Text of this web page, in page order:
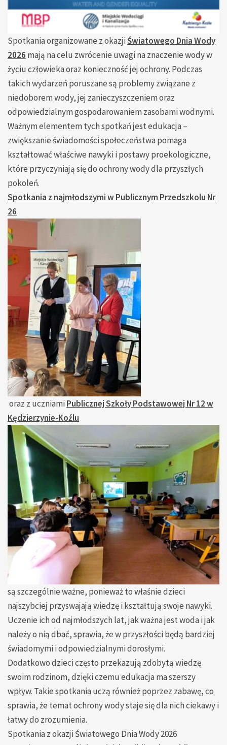
Spotkania organizowane z okazji Światowego Dnia Wody
2026 mają na celu zwrócenie uwagi na znaczenie wody w
życiu człowieka oraz konieczność jej ochrony. Podczas
takich wydarzeń poruszane są problemy związane z
niedoborem wody, jej zanieczyszczeniem oraz
odpowiedzialnym gospodarowaniem zasobami wodnymi.
Ważnym elementem tych spotkań jest edukacja –
zwiększanie świadomości społeczeństwa pomaga
kształtować właściwe nawyki i postawy proekologiczne,
które przyczyniają się do ochrony wody dla przyszłych
pokoleń.
Spotkania z najmłodszymi w Publicznym Przedszkolu Nr
26
oraz z uczniami Publicznej Szkoły Podstawowej Nr 12 w
Kędzierzynie-Koźlu
są szczególnie ważne, ponieważ to właśnie dzieci
najszybciej przyswajają wiedzę i kształtują swoje nawyki.
Uczenie ich od najmłodszych lat, jak ważna jest woda i jak
należy o nią dbać, sprawia, że w przyszłości będą bardziej
świadomymi i odpowiedzialnymi dorosłymi.
Dodatkowo dzieci często przekazują zdobytą wiedzę
swoim rodzinom, dzięki czemu edukacja ma szerszy
wpływ. Takie spotkania uczą również poprzez zabawę, co
sprawia, że temat ochrony wody staje się dla nich ciekawy i
łatwy do zrozumienia.
Spotkania z okazji Światowego Dnia Wody 2026